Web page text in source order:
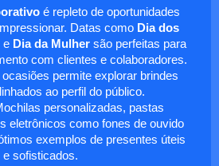
é repleto de oportunidades
Datas como Dia dos
e Dia da Mulhersão perfeitas para
com clientes e colaboradores.
permite explorar brindes
ao perfil do público.
personalizadas, pastas
eletrônicos como fones de ouvido
exemplos de presentes úteis
e sofisticados.